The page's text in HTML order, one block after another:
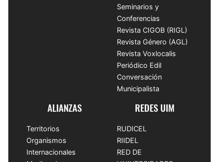
Seminarios y
Conferencias
Revista CIGOB (RIGL)
Revista Género (AGL)
Revista Voxlocalis
Periódico Edil
Conversación
Municipalista
ALIANZAS
Territorios
Organismos
Internacionales
REDES UIM
RUDICEL
RIIDEL
RED DE